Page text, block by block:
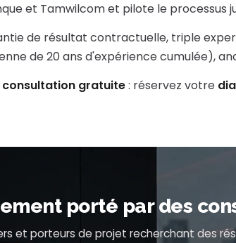
et Tamwilcom et pilote le processus
de résultat contractuelle, triple
de 20 ans d'expérience cumulée),
consultation gratuite: réservez votre
porté par des
et porteurs de projet recherchant des